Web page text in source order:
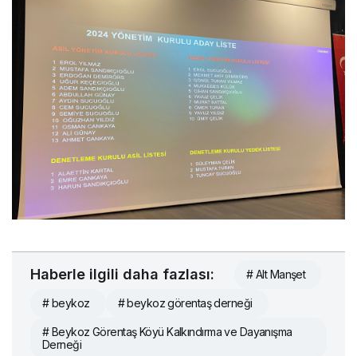
Haberle ilgili daha fazlası: # Alt Manşet
# beykoz # beykoz görentaş derneği
# Beykoz Görentaş Köyü Kalkındırma ve Dayanışma
Derneği